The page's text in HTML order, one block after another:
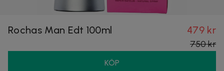
Rochas Man Edt 100ml 479 kr
750 kr
KÖP